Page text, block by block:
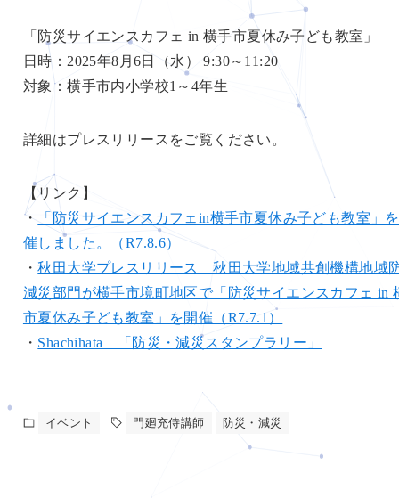
「防災サイエンスカフェ in 横手市夏休み子ども教室」
日時：2025年8月6日（水） 9:30～11:20
対象：横手市内小学校1～4年生
詳細はプレスリリースをご覧ください。
【リンク】
・
「防災サイエンスカフェin横手市夏休み子ども教室」
催しました。（R7.8.6）
・秋田大学プレスリリース 秋田大学地域共創機構地域
減災部門が横手市境町地区で「防災サイエンスカフェ in
市夏休み子ども教室」を開催（R7.7.1）
・ Shachihata 「防災・減災スタンプラリー」
イベント 門廻充侍講師 防災・減災